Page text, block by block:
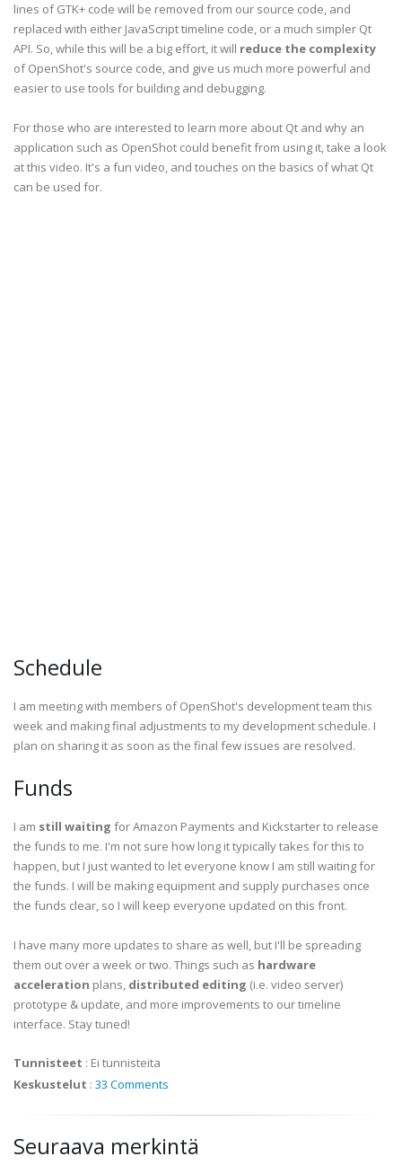
lines of GTK+ code will be removed from our source code, and
replaced with either JavaScript timeline code, or a much simpler Qt
API. So, while this will be a big effort, it will reduce the complexity
of OpenShot's source code, and give us much more powerful and
easier to use tools for building and debugging.
For those who are interested to learn more about Qt and why an
application such as OpenShot could benefit from using it, take a look
at this video. It's a fun video, and touches on the basics of what Qt
can be used for.
Schedule
I am meeting with members of OpenShot's development team this
week and making final adjustments to my development schedule. I
plan on sharing it as soon as the final few issues are resolved.
Funds
I am still waiting for Amazon Payments and Kickstarter to release
the funds to me. I'm not sure how long it typically takes for this to
happen, but I just wanted to let everyone know I am still waiting for
the funds. I will be making equipment and supply purchases once
the funds clear, so I will keep everyone updated on this front.
I have many more updates to share as well, but I'll be spreading
them out over a week or two. Things such as hardware
acceleration plans, distributed editing (i.e. video server)
prototype & update, and more improvements to our timeline
interface. Stay tuned!
Tunnisteet : Ei tunnisteita
Keskustelut : 33 Comments
Seuraava merkintä